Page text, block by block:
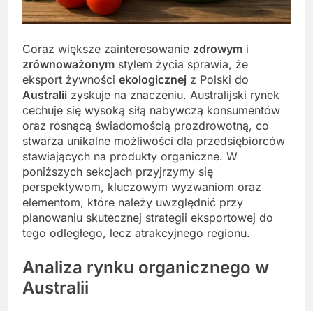
Coraz większe zainteresowanie zdrowym i
zrównoważonym stylem życia sprawia, że
eksport żywności ekologicznej z Polski do
Australii zyskuje na znaczeniu. Australijski rynek
cechuje się wysoką siłą nabywczą konsumentów
oraz rosnącą świadomością prozdrowotną, co
stwarza unikalne możliwości dla przedsiębiorców
stawiających na produkty organiczne. W
poniższych sekcjach przyjrzymy się
perspektywom, kluczowym wyzwaniom oraz
elementom, które należy uwzględnić przy
planowaniu skutecznej strategii eksportowej do
tego odległego, lecz atrakcyjnego regionu.
Analiza rynku organicznego w
Australii